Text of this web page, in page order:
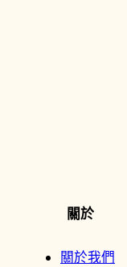
關於
關於我們